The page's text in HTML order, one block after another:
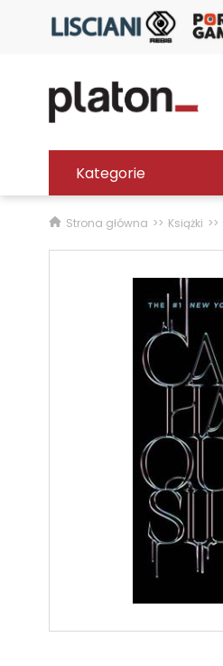
Kategorie
Strona główna Książki